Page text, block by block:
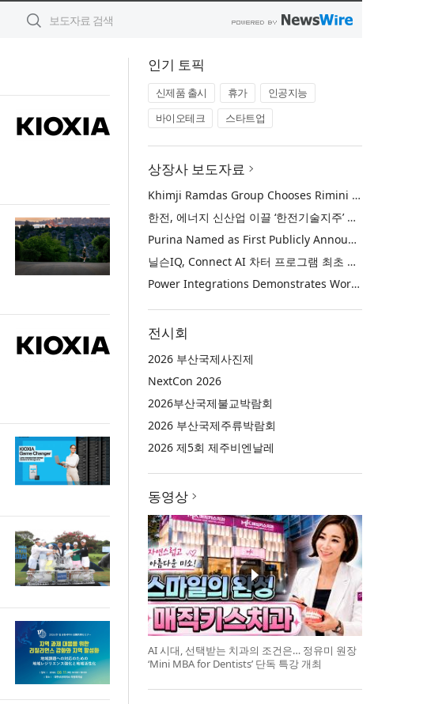
인기 토픽
신제품 출시 휴가
인공지능
바이오테크
스타트업
상장사 보도자료
Khimji Ramdas Group Chooses Rimini Street to Reduce SAP Support Costs, Protect 700+ Customizations and Reinvest Savings in Innovation
한전, 에너지 신산업 이끌 ‘한전기술지주’ 공식 출범
Purina Named as First Publicly Announced NIQ ConnectAI Charter Client
닐슨IQ, Connect AI 차터 프로그램 최초 고객사 ‘퓨리나’ 선정
Power Integrations Demonstrates World’s First 2200 V GaN Technology for Next-Era High-Voltage Power Systems
전시회
2026 부산국제사진제
NextCon 2026
2026부산국제불교박람회
2026 부산국제주류박람회
2026 제5회 제주비엔날레
동영상
AI 시대, 선택받는 치과의 조건은… 정유미 원장
‘Mini MBA for Dentists’ 단독 특강 개최